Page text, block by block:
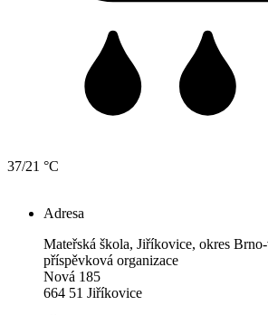
37/21 °C
Adresa
Mateřská škola, Jiříkovice, okres
příspěvková organizace
Nová 185
664 51 Jiříkovice